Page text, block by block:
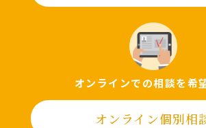
オンラインでの相談を希
オンライン個別相